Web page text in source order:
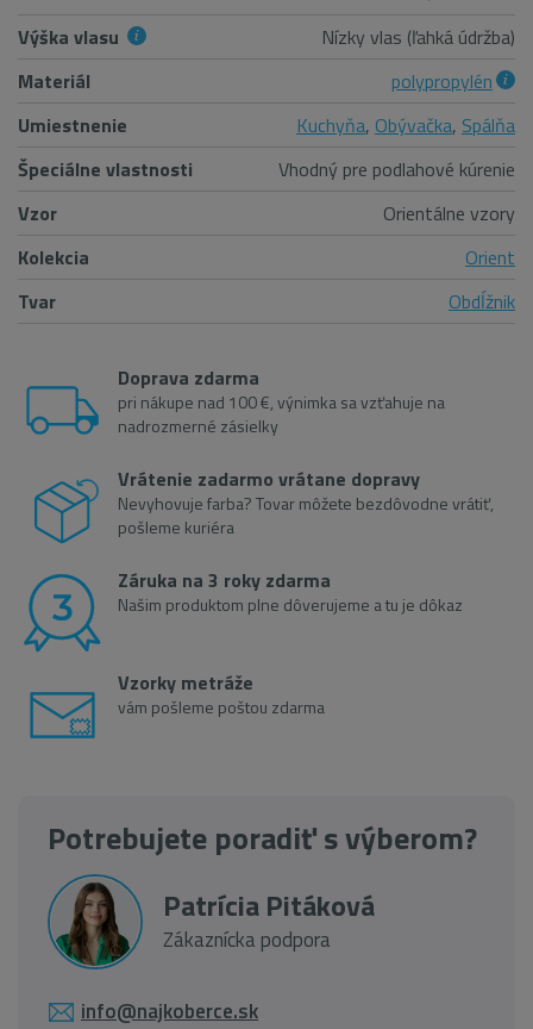
Výška vlasu
Nízky vlas (ľahká údržba)
Materiál
polypropylén
Umiestnenie
Kuchyňa, Obývačka, Spálňa
Špeciálne vlastnosti
Vhodný pre podlahové kúrenie
Vzor
Orientálne vzory
Kolekcia
Orient
Tvar
Obdĺžnik
Doprava zdarma
pri nákupe nad 100 €, výnimka sa vzťahuje na
nadrozmerné zásielky
Vrátenie zadarmo vrátane dopravy
Nevyhovuje farba? Tovar môžete bezdôvodne vrátiť,
pošleme kuriéra
Záruka na 3 roky zdarma
Našim produktom plne dôverujeme a tu je dôkaz
Vzorky metráže
vám pošleme poštou zdarma
Potrebujete poradiť s výberom?
Patrícia Pitáková
Zákaznícka podpora
info@najkoberce.sk